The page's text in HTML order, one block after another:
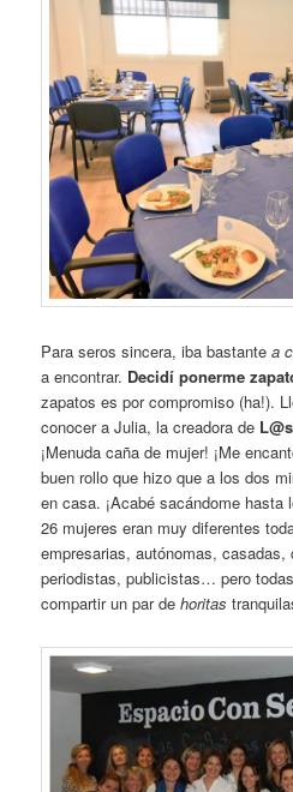
Para seros sincera, iba bastantea
a encontrar. Decidí ponerme
zapatos es por compromiso (ha!).
conocer a Julia, la creadora de
¡Menuda caña de mujer! ¡Me
buen rollo que hizo que a los dos
en casa. ¡Acabé sacándome
26 mujeres eran muy diferentes
empresarias, autónomas,
periodistas, publicistas… pero
compartir un par dehoritas